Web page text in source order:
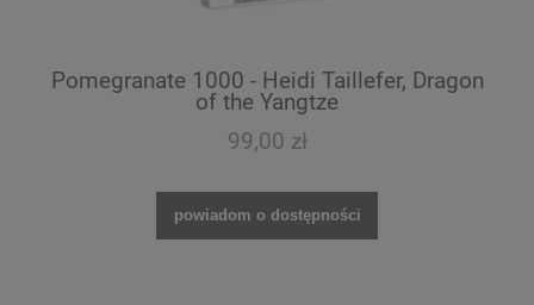
Pomegranate 1000 - Heidi Taillefer, Dragon
of the Yangtze
99,00 zł
powiadom o dostępności